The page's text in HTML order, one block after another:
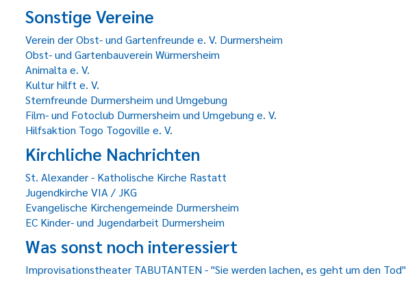
Sonstige Vereine
Verein der Obst- und Gartenfreunde e. V. Durmersheim
Obst- und Gartenbauverein Würmersheim
Animalta e. V.
Kultur hilft e. V.
Sternfreunde Durmersheim und Umgebung
Film- und Fotoclub Durmersheim und Umgebung e. V.
Hilfsaktion Togo Togoville e. V.
Kirchliche Nachrichten
St. Alexander - Katholische Kirche Rastatt
Jugendkirche VIA / JKG
Evangelische Kirchengemeinde Durmersheim
EC Kinder- und Jugendarbeit Durmersheim
Was sonst noch interessiert
Improvisationstheater TABUTANTEN - "Sie werden lachen, es geht um den Tod"